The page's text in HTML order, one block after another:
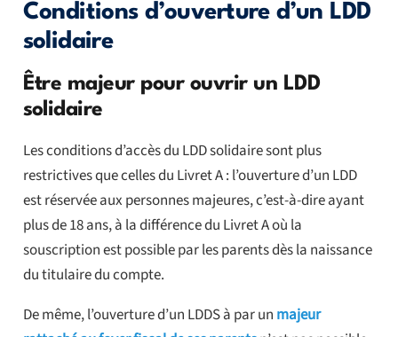
Conditions d’ouverture d’un LDD
solidaire
Être majeur pour ouvrir un LDD
solidaire
Les conditions d’accès du LDD solidaire sont plus
restrictives que celles du Livret A : l’ouverture d’un LDD
est réservée aux personnes majeures, c’est-à-dire ayant
plus de 18 ans, à la différence du Livret A où la
souscription est possible par les parents dès la naissance
du titulaire du compte.
De même, l’ouverture d’un LDDS à par un majeur